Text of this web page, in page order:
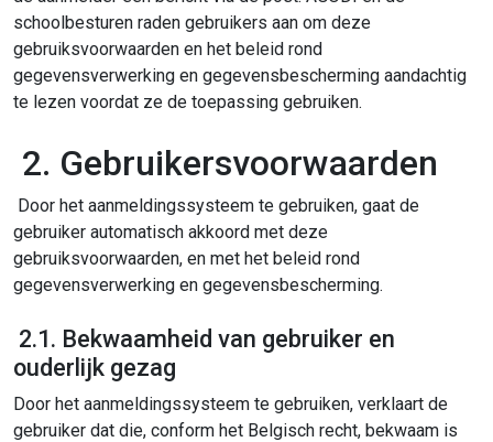
schoolbesturen raden gebruikers aan om deze
gebruiksvoorwaarden en het beleid rond
gegevensverwerking en gegevensbescherming aandachtig
te lezen voordat ze de toepassing gebruiken.
2. Gebruikersvoorwaarden
Door het aanmeldingssysteem te gebruiken, gaat de
gebruiker automatisch akkoord met deze
gebruiksvoorwaarden, en met het beleid rond
gegevensverwerking en gegevensbescherming.
2.1. Bekwaamheid van gebruiker en
ouderlijk gezag
Door het aanmeldingssysteem te gebruiken, verklaart de
gebruiker dat die, conform het Belgisch recht, bekwaam is